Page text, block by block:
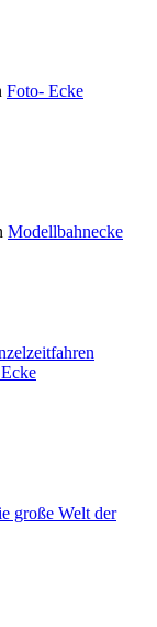
Foto- Ecke
Modellbahnecke
große Welt der